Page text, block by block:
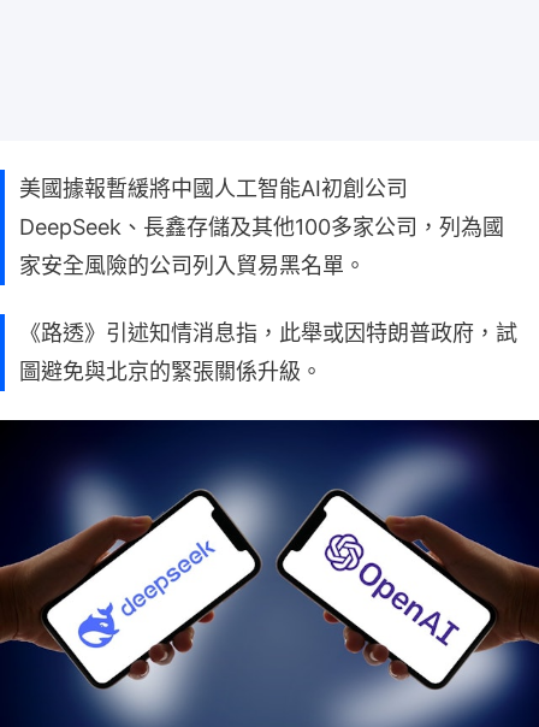
美國據報暫緩將中國人工智能AI初創公司
DeepSeek、長鑫存儲及其他100多家公司，列為國
家安全風險的公司列入貿易黑名單。
《路透》引述知情消息指，此舉或因特朗普政府，試
圖避免與北京的緊張關係升級。